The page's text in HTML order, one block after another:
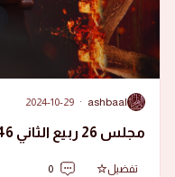
A
ashbaal
·
2024-10-29
مجلس 26 ربيع الثاني 1446 هجرية
تفضيل 0